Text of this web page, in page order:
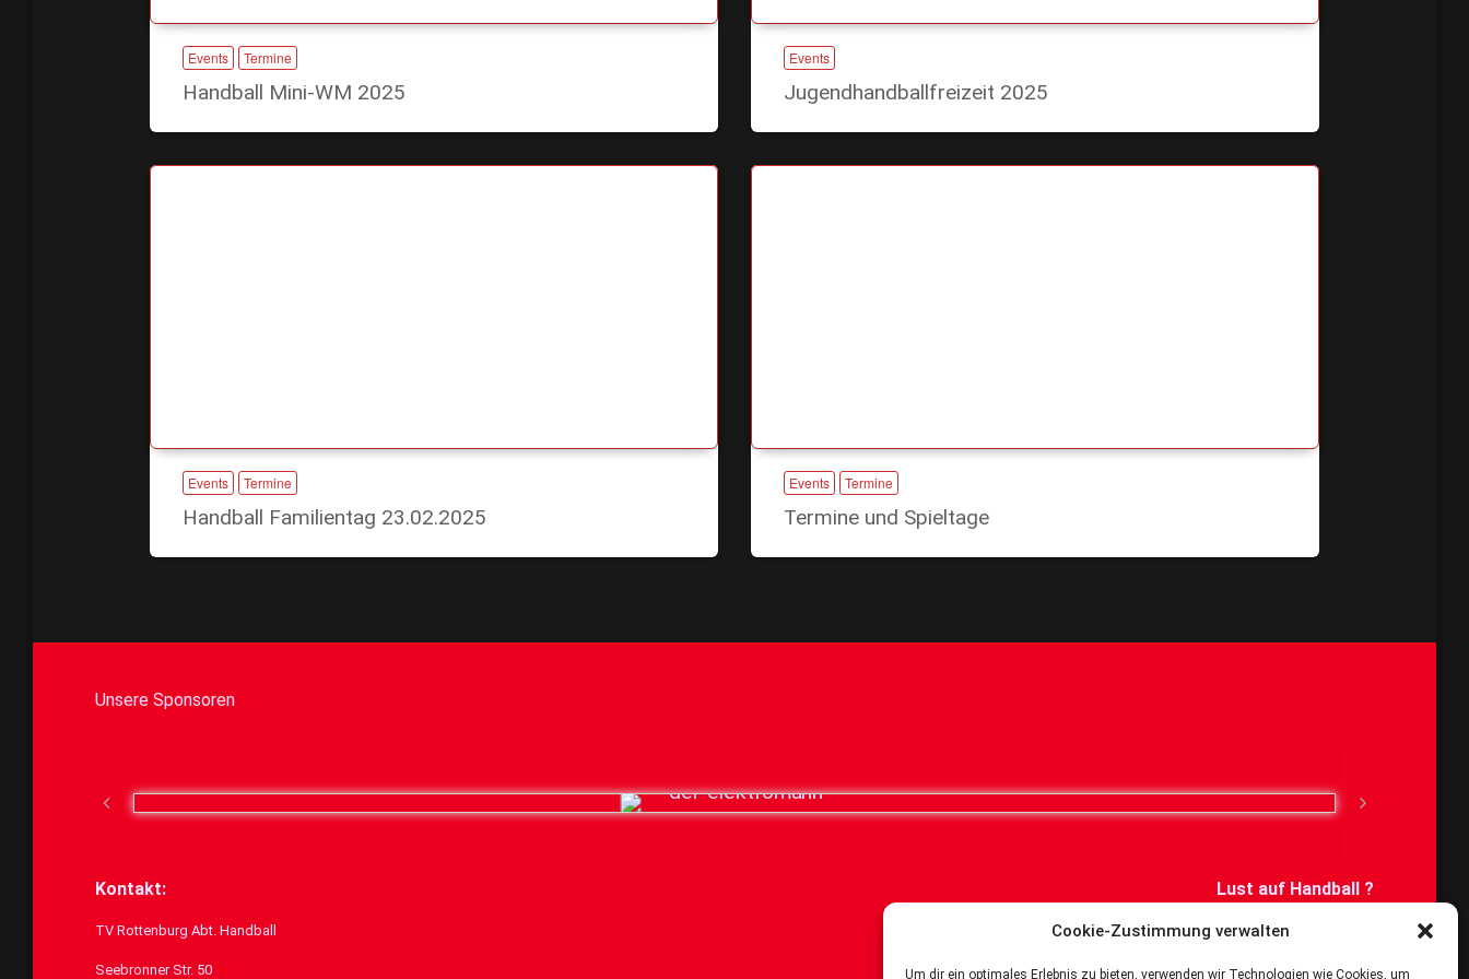
Cookie-Zustimmung verwalten
Um dir ein optimales Erlebnis zu bieten, verwenden wir Technologien wie Cookies, um
Events Termine
Handball Mini-WM 2025
Events
Jugendhandballfreizeit 2025
Events Termine
Handball Familientag 23.02.2025
Events Termine
Termine und Spieltage
Unsere Sponsoren
Kontakt:
TV Rottenburg Abt. Handball
Seebronner Str. 50
Lust auf Handball ?
Dann schau bei uns vorbei